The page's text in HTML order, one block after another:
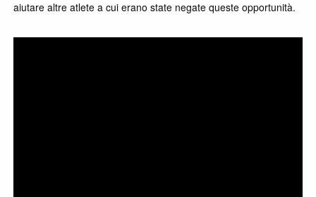
aiutare altre atlete a cui erano state negate queste opportunità.